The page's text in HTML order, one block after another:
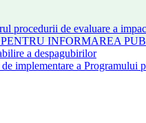
procedurii de evaluare a
INFORMAREA
a despagubirilor
implementare a Programului